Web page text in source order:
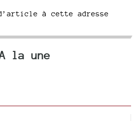
à cette adresse
la une